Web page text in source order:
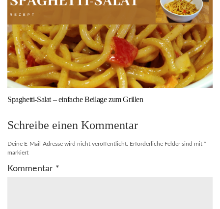
Spaghetti-Salat – einfache Beilage zum Grillen
Schreibe einen Kommentar
Deine E-Mail-Adresse wird nicht veröffentlicht. Erforderliche Felder sind mit *
markiert
Kommentar *